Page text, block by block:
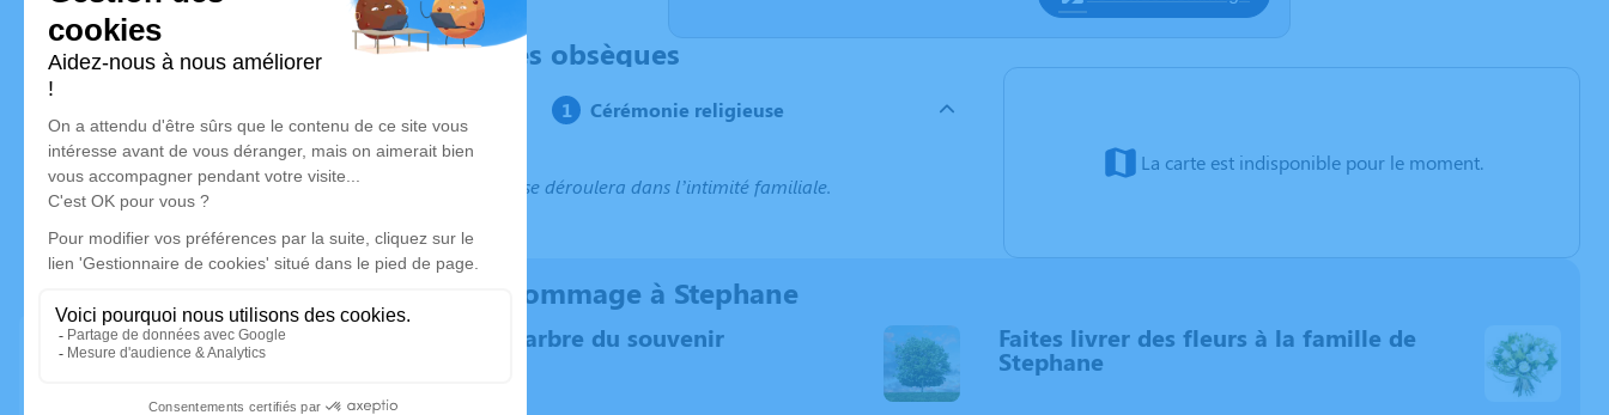
Déroulé des obsèques
Cérémonie religieuse
Ce service se déroulera dans l’intimité familiale.
La carte est indisponible pour le moment.
Rendez hommage à Stephane
Plantez un arbre du souvenir Faites livrer des fleurs à la famille de
Stephane